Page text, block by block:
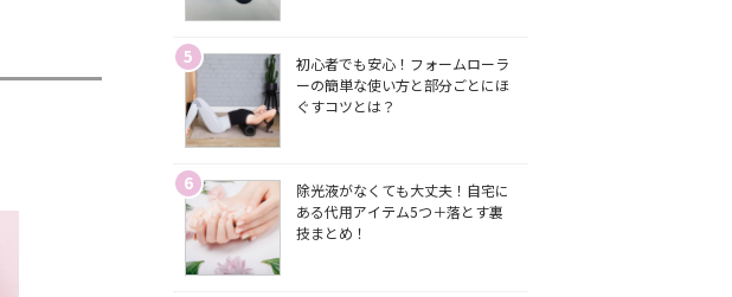
5
初心者でも安心！フォームローラ
ーの簡単な使い方と部分ごとにほ
ぐすコツとは？
6
除光液がなくても大丈夫！自宅に
ある代用アイテム5つ＋落とす裏
技まとめ！